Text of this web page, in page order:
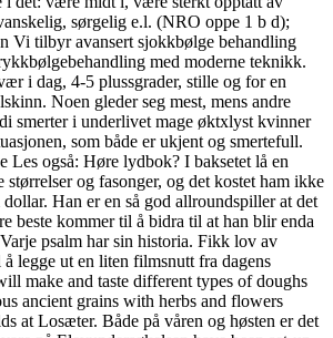
sørgelig e.l. (NRO oppe 1 b d);
Vi tilbyr avansert sjokkbølge behandling
med moderne teknikk.
i dag, 4-5 plussgrader, stille og for en
Noen gleder seg mest, mens andre
smerter i underlivet mage øktxlyst kvinner
som både er ukjent og smertefull.
Les også: Høre lydbok? I baksetet lå en
størrelser og fasonger, og det kostet ham ikke
Han er en så god allroundspiller at det
beste kommer til å bidra til at han blir enda
psalm har sin historia. Fikk lov av
legge ut en liten filmsnutt fra dagens
make and taste different types of doughs
ancient grains with herbs and flowers
at Losæter. Både på våren og høsten er det